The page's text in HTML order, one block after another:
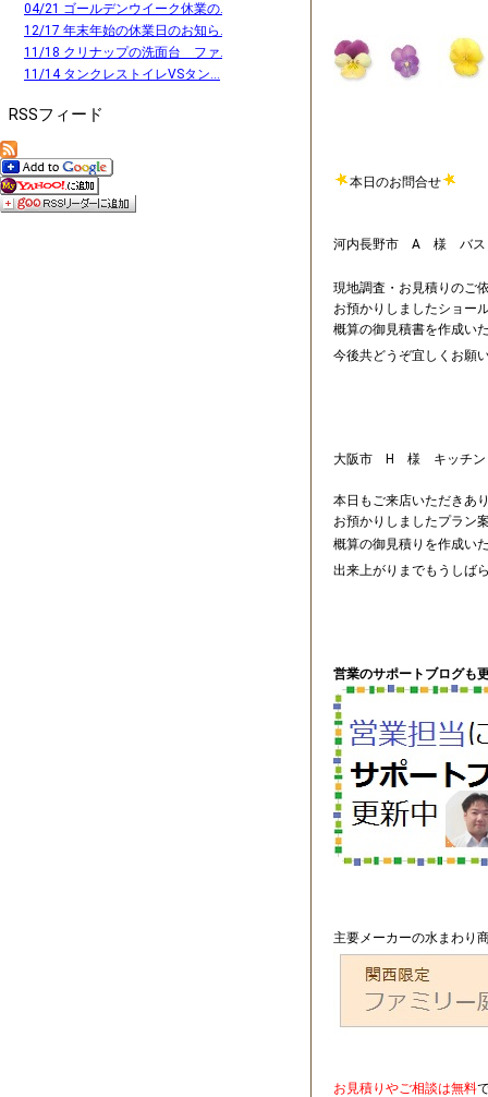
本日のお問合せ
河内長野市 A 様 バス
現地調査・お見積りのご
お預かりしましたショー
概算の御見積書を作成い
今後共どうぞ宜しくお願
大阪市 H 様 キッチン
本日もご来店いただきあ
お預かりしましたプラン
概算の御見積りを作成い
出来上がりまでもうしば
営業のサポートブログも
主要メーカーの水まわり
お見積りやご相談は無料
04/21 ゴールデンウイーク休業の...
12/17 年末年始の休業日のお知ら...
11/18 クリナップの洗面台 ファ...
11/14 タンクレストイレVSタン...
RSSフィード